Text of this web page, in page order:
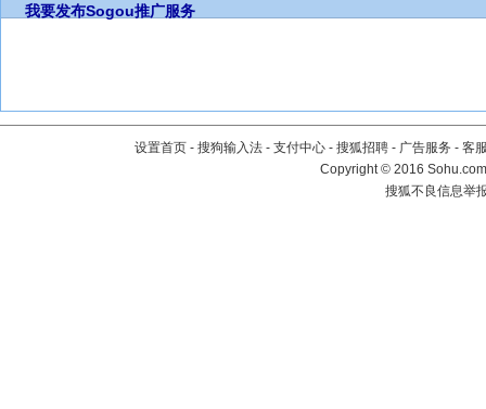
我要发布Sogou推广服务
设置首页 - 搜狗输入法 - 支付中心 - 搜狐招聘 - 广告服务 - 客
Copyright©2016
搜狐不良信息举